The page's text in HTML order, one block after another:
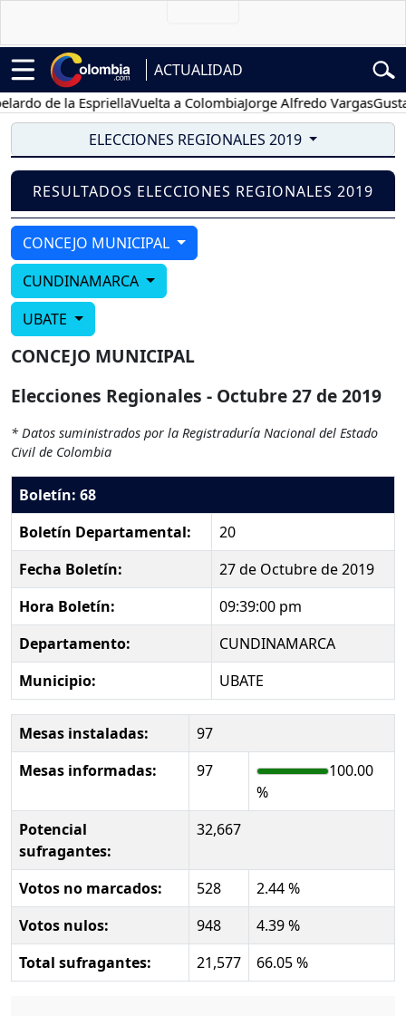
ACTUALIDAD
de la EspriellaVuelta a ColombiaJorge Alfredo Vargas
ELECCIONES REGIONALES 2019
RESULTADOS ELECCIONES REGIONALES 2019
CONCEJO MUNICIPAL
CUNDINAMARCA
UBATE
CONCEJO MUNICIPAL
Elecciones Regionales - Octubre 27 de 2019
* Datos suministrados por la Registraduría Nacional del Estado
Civil de Colombia
Boletín: 68
Boletín Departamental:
20
Fecha Boletín:
27 de Octubre de 2019
Hora Boletín:
09:39:00 pm
Departamento:
CUNDINAMARCA
Municipio:
UBATE
Mesas instaladas:
97
Mesas informadas:
97
100.00
%
Potencial
sufragantes:
32,667
Votos no marcados: 528
2.44 %
Votos nulos:
948
4.39 %
Total sufragantes:
21,577 66.05 %